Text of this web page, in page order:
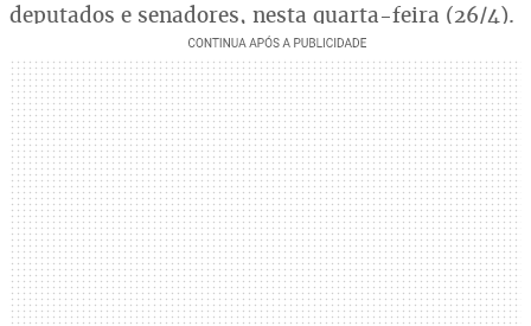
deputados e senadores, nesta quarta-feira (26/4).